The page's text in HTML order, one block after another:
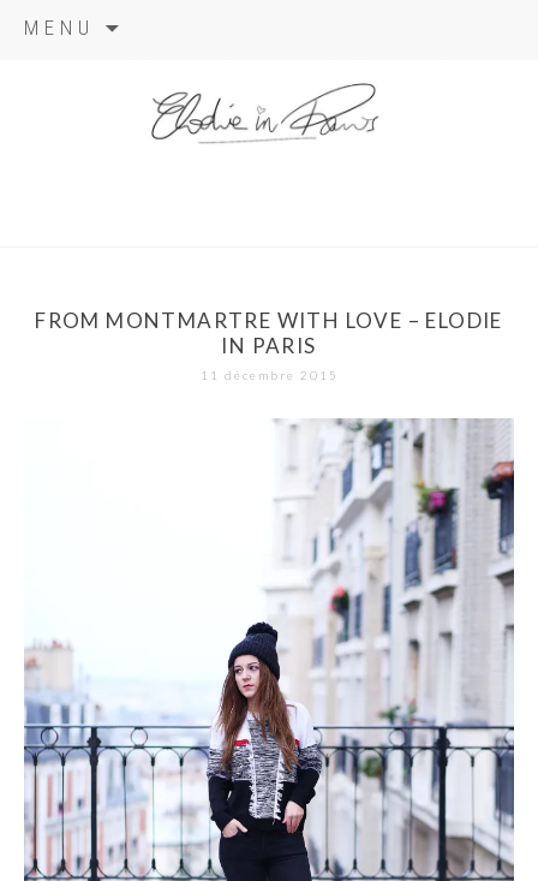
MENU
FROM MONTMARTRE WITH LOVE – ELODIE
IN PARIS
11 décembre 2015